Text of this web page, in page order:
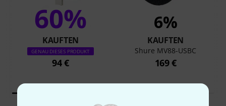
60%
KAUFTEN
GENAU DIESES PRODUKT
94 €
6%
KAUFTEN
Shure MV88-USBC
169 €